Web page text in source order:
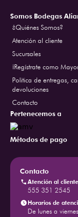
Somos Bodegas
¿Quiénes Somos?
Atención al cliente
Sucursales
¡Regístrate como
Politica de entregas,
devoluciones
Contacto
Pertenecemos a
Métodos de pago
Contacto
Atención al cliente
555 351 2545
Horarios de
De lunes a